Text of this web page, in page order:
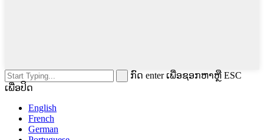
ກົດ enter ເພື່ອຊອກຫາຫຼື ESC
ເພື່ອປິດ
English
French
German